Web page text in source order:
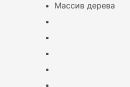
Полезное
Массив дерева